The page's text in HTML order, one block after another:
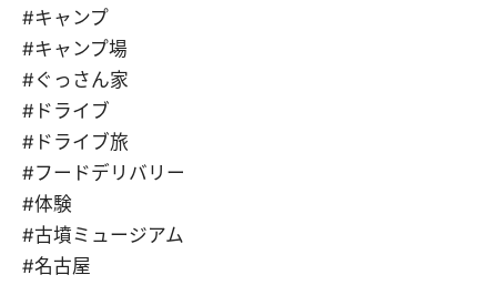
#キャンプ
#キャンプ場
#ぐっさん家
#ドライブ
#ドライブ旅
#フードデリバリー
#体験
#古墳ミュージアム
#名古屋